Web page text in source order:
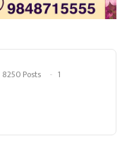
8250 Posts
1